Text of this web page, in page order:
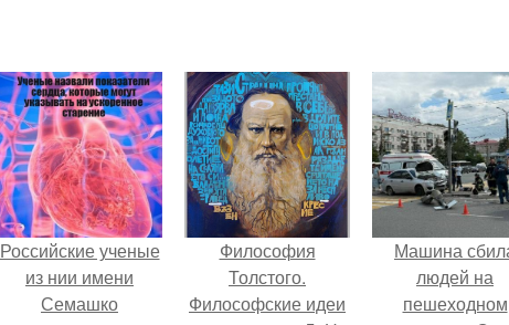
Российские ученые
из нии имени
Семашко
Философия
Толстого.
Философские идеи
Машина
людей на
пешеходном